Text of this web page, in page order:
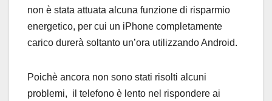
non è stata attuata alcuna funzione di risparmio
energetico, per cui un iPhone completamente
carico durerà soltanto un’ora utilizzando Android.
Poichè ancora non sono stati risolti alcuni
problemi, il telefono è lento nel rispondere ai